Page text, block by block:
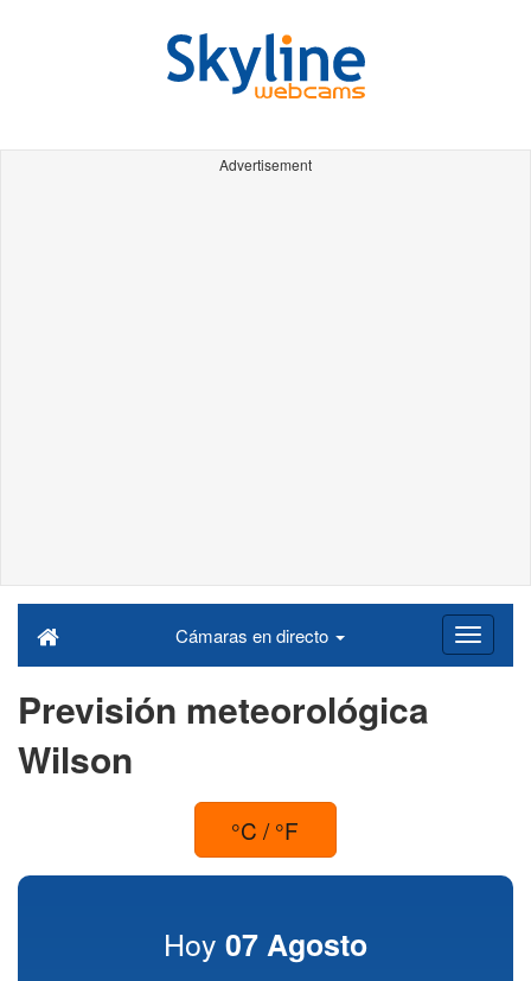
Advertisement
Cámaras en directo
Previsión meteorológica
Wilson
°C / °F
Hoy 07 Agosto